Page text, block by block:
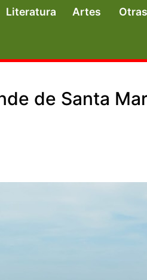
Literatura Artes
de Santa